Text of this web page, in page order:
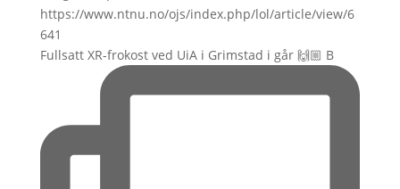
Fullsatt XR-frokost ved UiA i Grimstad i går 🙌🏼 B